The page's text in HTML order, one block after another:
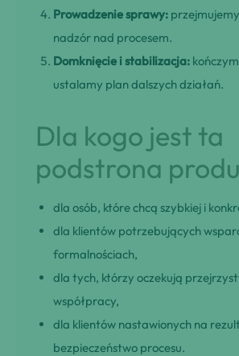
Prowadzenie sprawy:
nadzór nad procesem.
Domknięcie i stabilizacja:
ustalamy plan dalszych działań.
Dla kogo jest ta
podstrona
dla osób, które chcą szybkiej i
dla klientów potrzebujących
formalnościach,
dla tych, którzy oczekują
współpracy,
dla klientów nastawionych na
bezpieczeństwo procesu.